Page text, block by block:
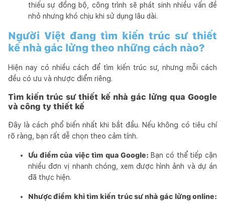
thiếu sự đồng bộ, công trình sẽ phát sinh nhiều vấn đề
nhỏ nhưng khó chịu khi sử dụng lâu dài.
Người Việt đang tìm kiến trúc sư thiết
kế nhà gác lửng theo những cách nào?
Hiện nay có nhiều cách để tìm kiến trúc sư, nhưng mỗi cách
đều có ưu và nhược điểm riêng.
Tìm kiến trúc sư thiết kế nhà gác lửng qua Google
và công ty thiết kế
Đây là cách phổ biến nhất khi bắt đầu. Nếu không có tiêu chí
rõ ràng, bạn rất dễ chọn theo cảm tính.
Ưu điểm của việc tìm qua Google: Bạn có thể tiếp cận
nhiều đơn vị nhanh chóng, xem được hình ảnh và dự án
đã thực hiện.
Nhược điểm khi tìm kiến trúc sư nhà gác lửng online: